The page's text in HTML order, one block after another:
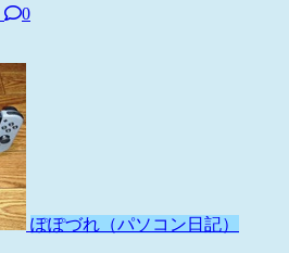
0
ぽぽづれ（パソコン日記）